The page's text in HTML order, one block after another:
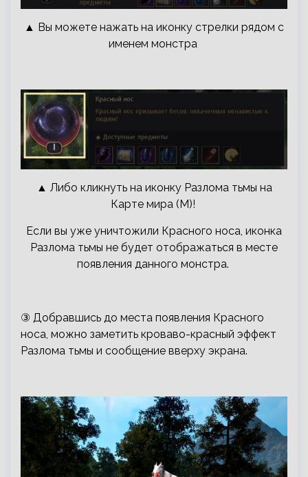
▲ Вы можете нажать на иконку стрелки рядом с
именем монстра
▲ Либо кликнуть на иконку Разлома тьмы на
Карте мира (M)!
Если вы уже уничтожили Красного носа, иконка
Разлома тьмы не будет отображаться в месте
появления данного монстра.
③ Добравшись до места появления Красного
носа, можно заметить кроваво-красный эффект
Разлома тьмы и сообщение вверху экрана.